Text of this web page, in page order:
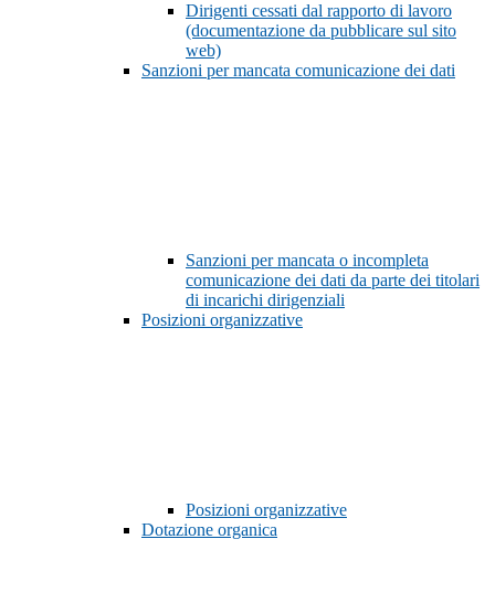
Dirigenti cessati dal rapporto di lavoro
(documentazione da pubblicare sul sito
web)
Sanzioni per mancata comunicazione dei dati
Sanzioni per mancata o incompleta
comunicazione dei dati da parte dei titolari
di incarichi dirigenziali
Posizioni organizzative
Posizioni organizzative
Dotazione organica